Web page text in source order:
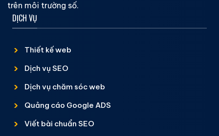
trên môi trường số.
DỊCH VỤ
Thiết kế web
Dịch vụ SEO
Dịch vụ chăm sóc web
Quảng cáo Google ADS
Viết bài chuẩn SEO